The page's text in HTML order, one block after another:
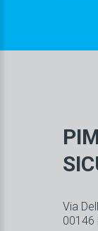
Via
00146